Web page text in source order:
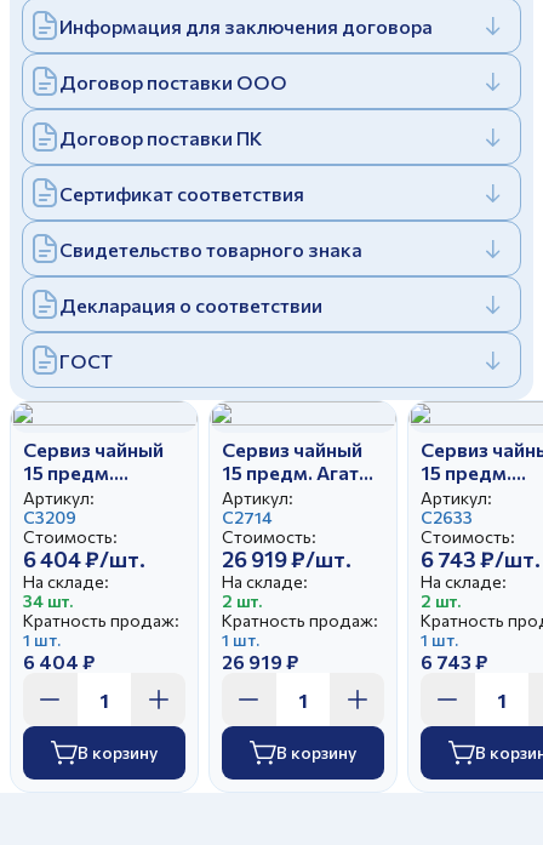
Информация для заключения договора
Договор поставки ООО
Договор поставки ПК
Сертификат соответствия
Свидетельство товарного знака
Декларация о соответствии
ГОСТ
Сервиз чайный
15 предм.
Тюльпан Сирень
Артикул:
С3209
Стоимость:
6 404 ₽/шт.
На складе:
34 шт.
Кратность продаж:
1 шт.
6 404 ₽
В корзину
Сервиз чайный
15 предм. Агат
Президент
Артикул:
С2714
Стоимость:
26 919 ₽/шт.
На складе:
2 шт.
Кратность продаж:
1 шт.
26 919 ₽
В корзину
Сервиз
15 предм.
Тюльпан
Жар-птицы
Артикул:
С2633
Стоимость:
6 743 ₽/шт.
На складе:
2 шт.
Кратность
1 шт.
6 743 ₽
В